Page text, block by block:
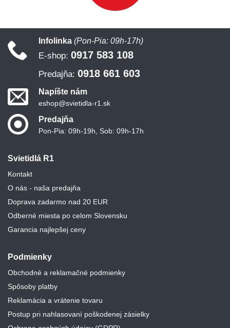
Svietidlá R1
Kontakt
O nás - naša predajňa
Doprava zadarmo nad 20 EUR
Odberné miesta po celom Slovensku
Garancia najlepšej ceny
Podmienky
Obchodné a reklamačné podmienky
Spôsoby platby
Reklamácia a vrátenie tovaru
Postup pri nahlasovaní poškodenej zásielky
Infolinka (Pon-Pia: 09h-17h)
E-shop: 0917 583 108
Predajňa: 0918 661 603
Napíšte nám
eshop@svietidla-r1.sk
Predajňa
Pon-Pia: 09h-19h, Sob: 09h-17h